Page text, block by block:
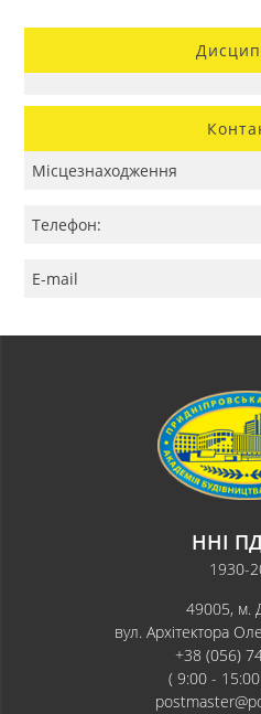
Місцезнаходження
Телефон:
E-mail
ННІ
1930-
49005, м.
вул. Архітектора
+38 (056)
( 9:00 -